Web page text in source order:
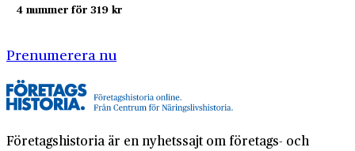
4 nummer för 319 kr
Prenumerera nu
Företagshistoria är en nyhetssajt om företags- och